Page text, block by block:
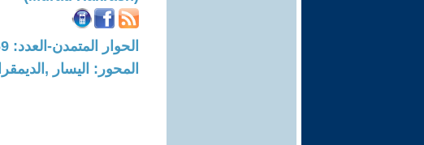
الحوار المتمدن-العدد: 8169 - 2024 / 11 / 22 - 20:50
المحور: اليسار